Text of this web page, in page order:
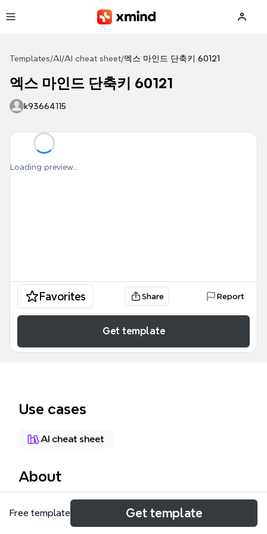
Templates/AI /AI cheat sheet/엑스 마인드 단축키 60121
엑스 마인드 단축키 60121
k93664115
Loading preview...
Favorites Share Report
Get template
Use cases
AI cheat sheet
About
엑스 마인드 단축키 60121 템플릿은 Xmind 사용자에게
필수적인 321개의 단축키와 기능을 체계적으로 정리한
Free template Get template